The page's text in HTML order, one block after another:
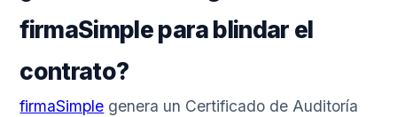
firmaSimple para blindar el
contrato?
firmaSimple genera un Certificado de Auditoría